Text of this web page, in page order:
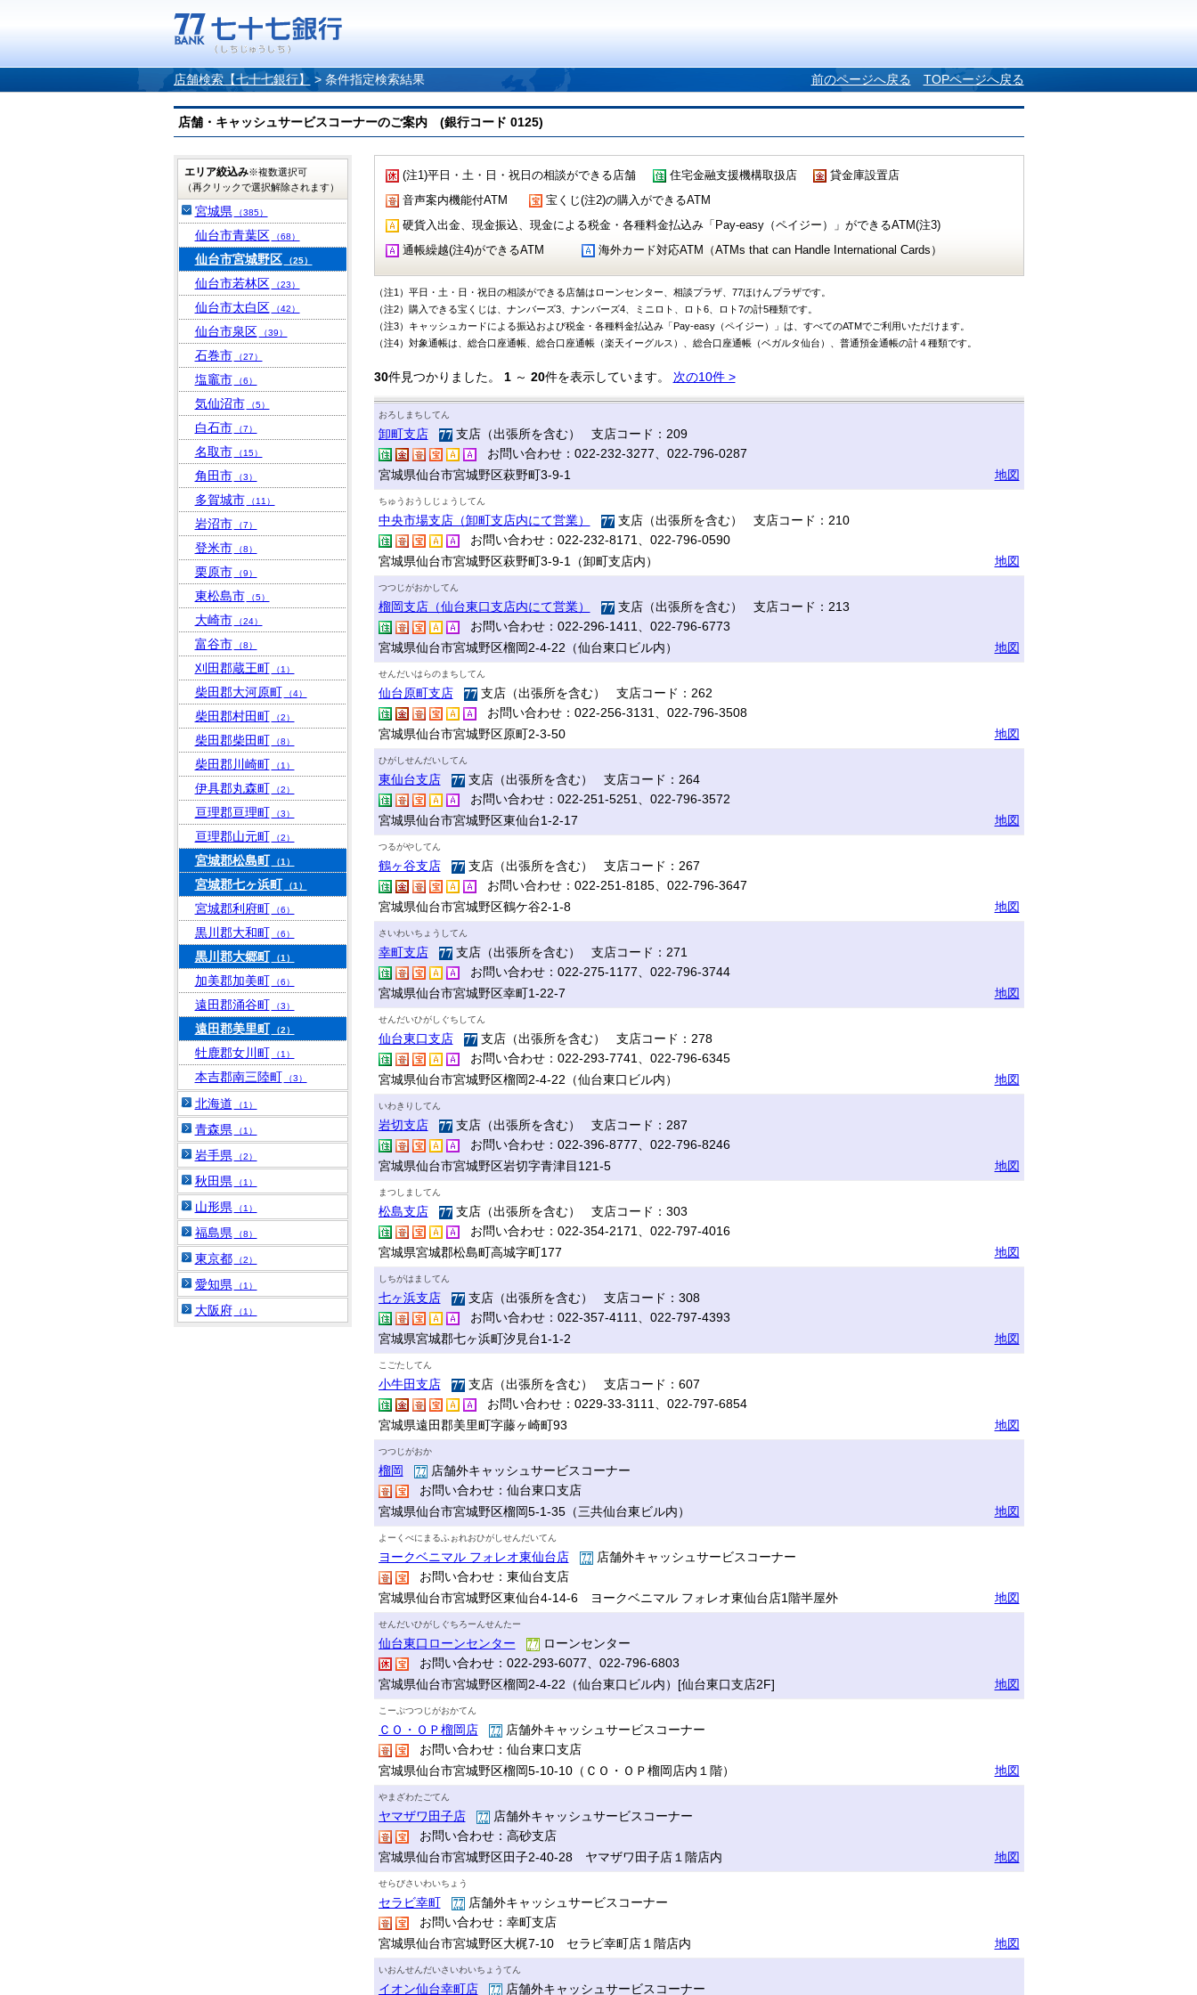
店舗検索【七十七銀行】 > 条件指定検索結果 前のページへ戻る TOPページへ戻る
店舗・キャッシュサービスコーナーのご案内 (銀行コード 0125)
(注1)平日・土・日・祝日の相談ができる店舗 住宅金融支援機構取扱店
貸金庫設置店
音声案内機能付ATM
宝くじ(注2)の購入ができるATM
硬貨入出金、現金振込、現金による税金・各種料金払込み「Pay-easy（ペイジー）」ができるATM(注3)
通帳繰越(注4)ができるATM
海外カード対応ATM（ATMs that can Handle International Cards）
（注1）平日・土・日・祝日の相談ができる店舗はローンセンター、相談プラザ、77ほけんプラザです。
（注2）購入できる宝くじは、ナンバーズ3、ナンバーズ4、ミニロト、ロト6、ロト7の計5種類です。
（注3）キャッシュカードによる振込および税金・各種料金払込み「Pay-easy（ペイジー）」は、すべてのATMでご利用いただけます。
（注4）対象通帳は、総合口座通帳、総合口座通帳（楽天イーグルス）、総合口座通帳（ベガルタ仙台）、普通預金通帳の計４種類です。
30件見つかりました。 1～ 20件を表示しています。 次の10件 >
おろしまちしてん
卸町支店
支店（出張所を含む） 支店コード：209
お問い合わせ：022-232-3277、022-796-0287
宮城県仙台市宮城野区萩野町3-9-1
地図
ちゅうおうしじょうしてん
中央市場支店（卸町支店内にて営業）
支店（出張所を含む） 支店コード：210
お問い合わせ：022-232-8171、022-796-0590
宮城県仙台市宮城野区萩野町3-9-1（卸町支店内）
地図
つつじがおかしてん
榴岡支店（仙台東口支店内にて営業）
支店（出張所を含む） 支店コード：213
お問い合わせ：022-296-1411、022-796-6773
宮城県仙台市宮城野区榴岡2-4-22（仙台東口ビル内）
地図
せんだいはらのまちしてん
仙台原町支店
支店（出張所を含む） 支店コード：262
お問い合わせ：022-256-3131、022-796-3508
宮城県仙台市宮城野区原町2-3-50
地図
ひがしせんだいしてん
東仙台支店
支店（出張所を含む） 支店コード：264
お問い合わせ：022-251-5251、022-796-3572
宮城県仙台市宮城野区東仙台1-2-17
地図
つるがやしてん
鶴ヶ谷支店
支店（出張所を含む） 支店コード：267
お問い合わせ：022-251-8185、022-796-3647
宮城県仙台市宮城野区鶴ケ谷2-1-8
地図
さいわいちょうしてん
幸町支店
支店（出張所を含む） 支店コード：271
お問い合わせ：022-275-1177、022-796-3744
宮城県仙台市宮城野区幸町1-22-7
地図
せんだいひがしぐちしてん
仙台東口支店
支店（出張所を含む） 支店コード：278
お問い合わせ：022-293-7741、022-796-6345
宮城県仙台市宮城野区榴岡2-4-22（仙台東口ビル内）
地図
いわきりしてん
岩切支店
支店（出張所を含む） 支店コード：287
お問い合わせ：022-396-8777、022-796-8246
宮城県仙台市宮城野区岩切字青津目121-5
地図
まつしましてん
松島支店
支店（出張所を含む） 支店コード：303
お問い合わせ：022-354-2171、022-797-4016
宮城県宮城郡松島町高城字町177
地図
しちがはましてん
七ヶ浜支店
支店（出張所を含む） 支店コード：308
お問い合わせ：022-357-4111、022-797-4393
宮城県宮城郡七ヶ浜町汐見台1-1-2
地図
こごたしてん
小牛田支店
支店（出張所を含む） 支店コード：607
お問い合わせ：0229-33-3111、022-797-6854
宮城県遠田郡美里町字藤ヶ崎町93
地図
つつじがおか
榴岡
店舗外キャッシュサービスコーナー
お問い合わせ：仙台東口支店
宮城県仙台市宮城野区榴岡5-1-35（三共仙台東ビル内）
地図
よーくべにまるふぉれおひがしせんだいてん
ヨークベニマル フォレオ東仙台店
店舗外キャッシュサービスコーナー
お問い合わせ：東仙台支店
宮城県仙台市宮城野区東仙台4-14-6 ヨークベニマル フォレオ東仙台店1階半屋外
地図
せんだいひがしぐちろーんせんたー
仙台東口ローンセンター
ローンセンター
お問い合わせ：022-293-6077、022-796-6803
宮城県仙台市宮城野区榴岡2-4-22（仙台東口ビル内）[仙台東口支店2F]
地図
こーぷつつじがおかてん
ＣＯ・ＯＰ榴岡店
店舗外キャッシュサービスコーナー
お問い合わせ：仙台東口支店
宮城県仙台市宮城野区榴岡5-10-10（ＣＯ・ＯＰ榴岡店内１階）
地図
やまざわたごてん
ヤマザワ田子店
店舗外キャッシュサービスコーナー
お問い合わせ：高砂支店
宮城県仙台市宮城野区田子2-40-28 ヤマザワ田子店１階店内
地図
せらびさいわいちょう
セラビ幸町
店舗外キャッシュサービスコーナー
お問い合わせ：幸町支店
宮城県仙台市宮城野区大梶7-10 セラビ幸町店１階店内
地図
いおんせんだいさいわいちょうてん
イオン仙台幸町店 店舗外キャッシュサービスコーナー
エリア絞込み※複数選択可
（再クリックで選択解除されます）
宮城県 （385）
仙台市青葉区 （68）
仙台市宮城野区 （25）
仙台市若林区 （23）
仙台市太白区 （42）
仙台市泉区 （39）
石巻市 （27）
塩竈市 （6）
気仙沼市 （5）
白石市 （7）
名取市 （15）
角田市 （3）
多賀城市 （11）
岩沼市 （7）
登米市 （8）
栗原市 （9）
東松島市 （5）
大崎市 （24）
富谷市 （8）
刈田郡蔵王町 （1）
柴田郡大河原町 （4）
柴田郡村田町 （2）
柴田郡柴田町 （8）
柴田郡川崎町 （1）
伊具郡丸森町 （2）
亘理郡亘理町 （3）
亘理郡山元町 （2）
宮城郡松島町 （1）
宮城郡七ヶ浜町 （1）
宮城郡利府町 （6）
黒川郡大和町 （6）
黒川郡大郷町 （1）
加美郡加美町 （6）
遠田郡涌谷町 （3）
遠田郡美里町 （2）
牡鹿郡女川町 （1）
本吉郡南三陸町 （3）
北海道 （1）
青森県 （1）
岩手県 （2）
秋田県 （1）
山形県 （1）
福島県 （8）
東京都 （2）
愛知県 （1）
大阪府 （1）